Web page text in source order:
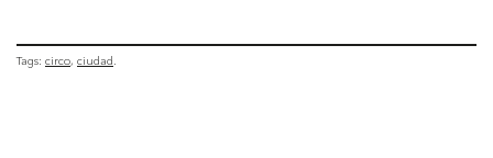
Tags: circo ciudad